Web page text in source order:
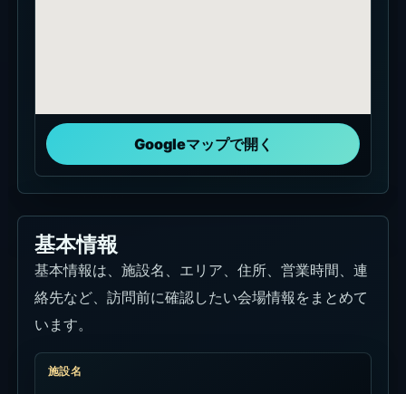
Googleマップで開く
基本情報
基本情報は、施設名、エリア、住所、営業時間、連
絡先など、訪問前に確認したい会場情報をまとめて
います。
施設名